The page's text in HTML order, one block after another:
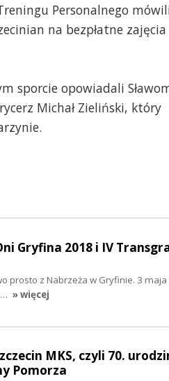
Personalnego
na bezpłatne
sporcie opowiadali
Michał Zieliński, który
Gryfina 2018 i IV
prosto z Nabrzeża w Gryfinie. 3 maja
» więcej
MKS, czyli 70.
Pomorza